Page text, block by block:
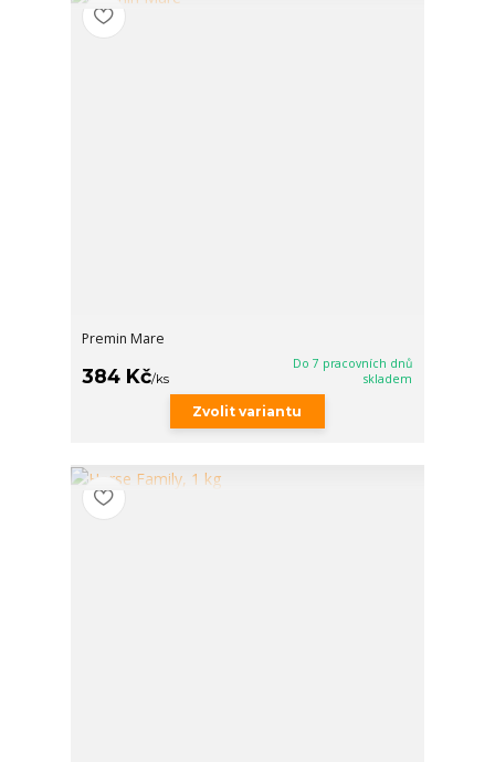
Premin Mare
384 Kč/ks
Do 7 pracovních dnů
skladem
Zvolit variantu